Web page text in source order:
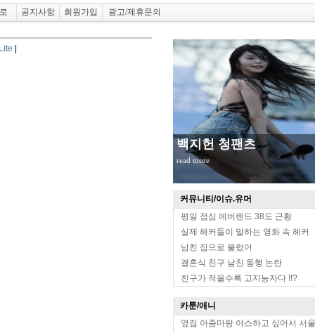
공지사항 회원가입 광고/제휴문의
백지헌 청팬츠
read more
커뮤니티/이슈.유머
평일 점심 에버랜드 38도 근황
실제 해커들이 말하는 영화 속 해커
남친 집으로 불렀어
결혼식 친구 남친 동행 논란
친구가 적을수록 고지능자다 !!?
카툰/애니
옆집 아줌마랑 야스하고 싶어서 서